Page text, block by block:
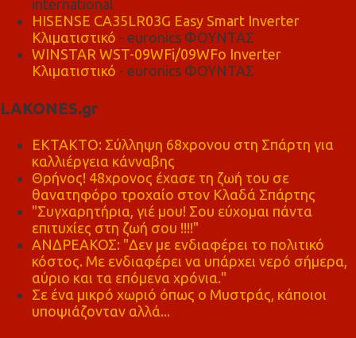
international
HISENSE CA35LR03G Easy Smart Inverter
Κλιματιστικό - euronics ΦΟΥΝΤΑΣ
WINSTAR WST-09WFi/09WFo Inverter
Κλιματιστικό - euronics ΦΟΥΝΤΑΣ
LAKONES.gr
ΕΚΤΑΚΤΟ: Σύλληψη 68χρονου στη Σπάρτη για
καλλιέργεια κάνναβης
Θρήνος! 48χρονος έχασε τη ζωή του σε
θανατηφόρο τροχαίο στον Κλαδά Σπάρτης
"Συγχαρητήρια, γιέ μου! Σου εύχομαι πάντα
επιτυχίες στη ζωή σου !!!!"
ΑΝΔΡΕΑΚΟΣ: "Δεν με ενδιαφέρει το πολιτικό
κόστος. Με ενδιαφέρει να υπάρχει νερό σήμερα,
αύριο και τα επόμενα χρόνια."
Σε ένα μικρό χωριό όπως ο Μυστράς, κάποιοι
υποψιάζονταν αλλά...